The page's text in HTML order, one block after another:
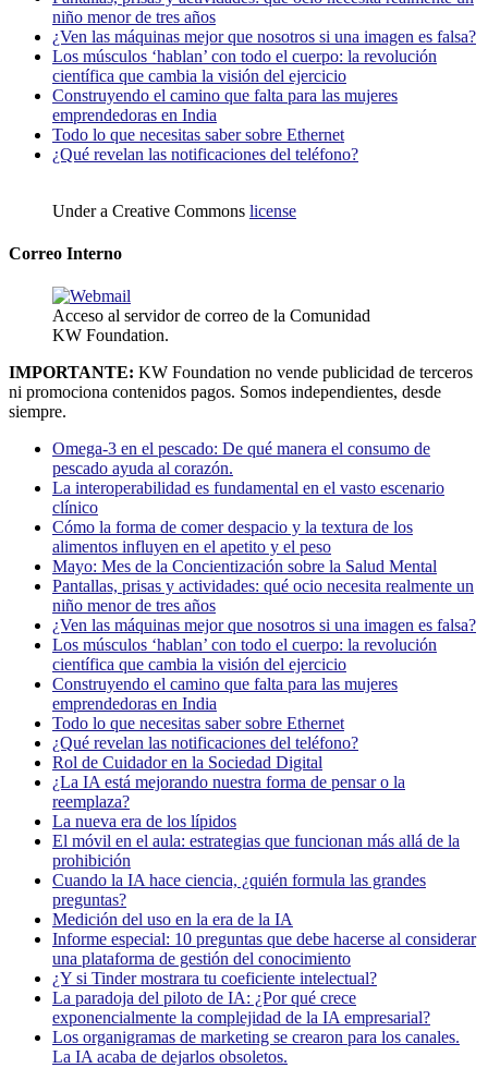
niño menor de tres años
¿Ven las máquinas mejor que nosotros si una imagen es falsa?
Los músculos ‘hablan’ con todo el cuerpo: la revolución
científica que cambia la visión del ejercicio
Construyendo el camino que falta para las mujeres
emprendedoras en India
Todo lo que necesitas saber sobre Ethernet
¿Qué revelan las notificaciones del teléfono?
Under a Creative Commons license
Correo Interno
Acceso al servidor de correo de la Comunidad
KW Foundation.
IMPORTANTE: KW Foundation no vende publicidad de terceros
ni promociona contenidos pagos. Somos independientes, desde
siempre.
Omega-3 en el pescado: De qué manera el consumo de
pescado ayuda al corazón.
La interoperabilidad es fundamental en el vasto escenario
clínico
Cómo la forma de comer despacio y la textura de los
alimentos influyen en el apetito y el peso
Mayo: Mes de la Concientización sobre la Salud Mental
Pantallas, prisas y actividades: qué ocio necesita realmente un
niño menor de tres años
¿Ven las máquinas mejor que nosotros si una imagen es falsa?
Los músculos ‘hablan’ con todo el cuerpo: la revolución
científica que cambia la visión del ejercicio
Construyendo el camino que falta para las mujeres
emprendedoras en India
Todo lo que necesitas saber sobre Ethernet
¿Qué revelan las notificaciones del teléfono?
Rol de Cuidador en la Sociedad Digital
¿La IA está mejorando nuestra forma de pensar o la
reemplaza?
La nueva era de los lípidos
El móvil en el aula: estrategias que funcionan más allá de la
prohibición
Cuando la IA hace ciencia, ¿quién formula las grandes
preguntas?
Medición del uso en la era de la IA
Informe especial: 10 preguntas que debe hacerse al considerar
una plataforma de gestión del conocimiento
¿Y si Tinder mostrara tu coeficiente intelectual?
La paradoja del piloto de IA: ¿Por qué crece
exponencialmente la complejidad de la IA empresarial?
Los organigramas de marketing se crearon para los canales.
La IA acaba de dejarlos obsoletos.